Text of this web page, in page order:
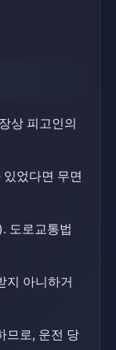
상 피고인의
었다면 무면
도로교통법
지 아니하거
므로, 운전 당